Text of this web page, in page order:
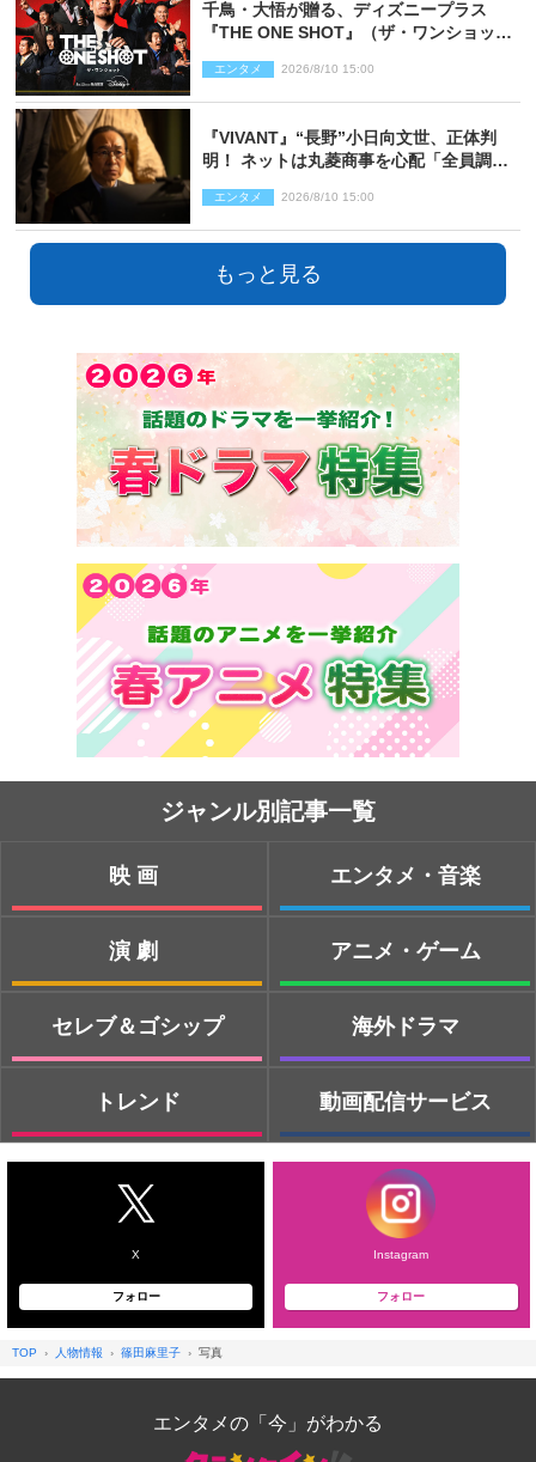
千鳥・大悟が贈る、ディズニープラス
『THE ONE SHOT』（ザ・ワンショッ
を投じる“真の笑い”を見る大会がついに
開幕
エンタメ 2026/8/10 15:00
『VIVANT』“長野”小日向文世、正体判
明！ ネットは丸菱商事を心配「全員調べ
エンタメ 2026/8/10 15:00
もっと見る
ジャンル別記事一覧
映画
演劇
セレブ＆ゴシップ
トレンド
エンタメ・音楽
アニメ・ゲーム
海外ドラマ
動画配信サービス
X
フォロー
Instagram
フォロー
TOP 人物情報 篠田麻里子 写真
エンタメの「今」がわかる